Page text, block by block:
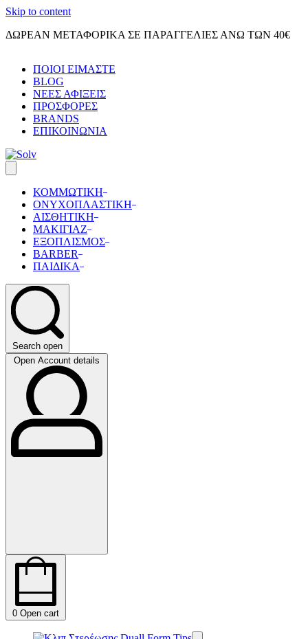
Skip to content
ΔΩΡΕΑΝ ΜΕΤΑΦΟΡΙΚΑ ΣΕ ΠΑΡΑΓΓΕΛΙΕΣ ΑΝΩ ΤΩΝ 40€
ΠΟΙΟΙ ΕΙΜΑΣΤΕ
BLOG
ΝΕΕΣ ΑΦΙΞΕΙΣ
ΠΡΟΣΦΟΡΕΣ
BRANDS
ΕΠΙΚΟΙΝΩΝΙΑ
ΚΟΜΜΩΤΙΚΗ
ΟΝΥΧΟΠΛΑΣΤΙΚΗ
ΑΙΣΘΗΤΙΚΗ
ΜΑΚΙΓΙΑΖ
ΕΞΟΠΛΙΣΜΟΣ
BARBER
ΠΑΙΔΙΚΑ
Search open
Open Account details
0 Open cart